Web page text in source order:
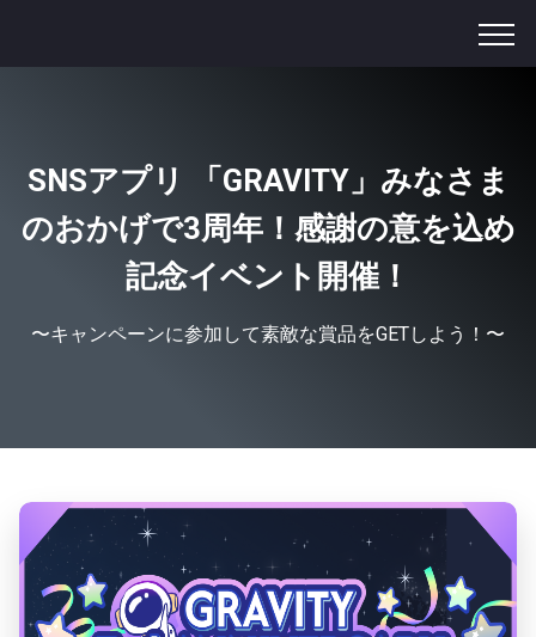
SNSアプリ 「GRAVITY」みなさま
のおかげで3周年！感謝の意を込め
記念イベント開催！
〜キャンペーンに参加して素敵な賞品をGETしよう！〜